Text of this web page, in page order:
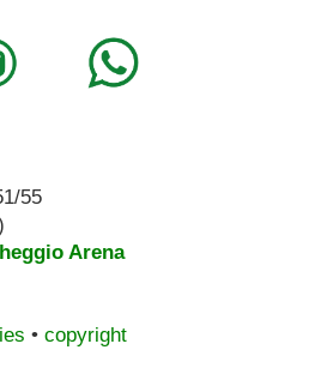
55
Arena
• copyright